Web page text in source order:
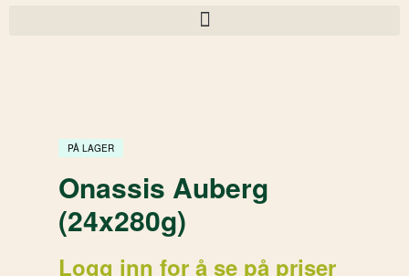
PÅ LAGER
Onassis Auberg
(24x280g)
Logg inn for å se på priser